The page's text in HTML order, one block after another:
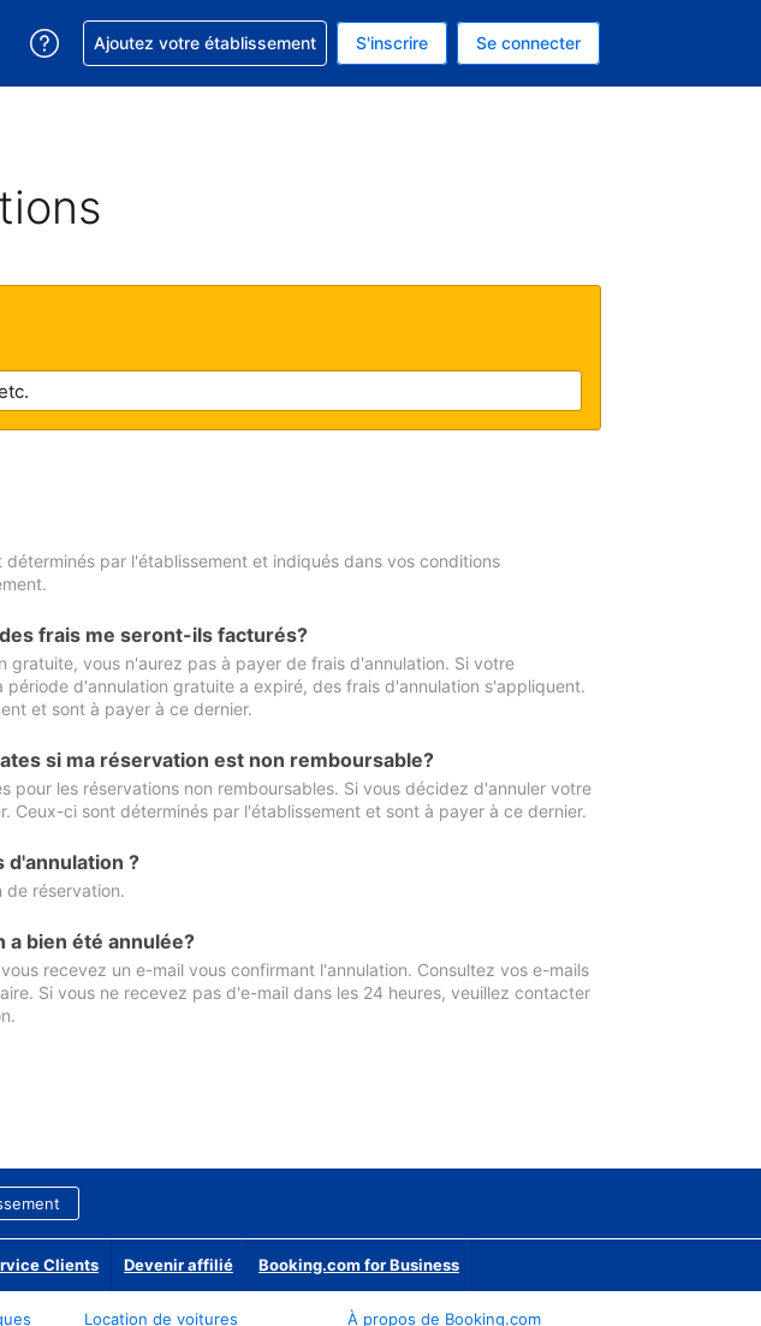
devise. Votre devise actuelle est celle-ci : Dollar américain.
votre langue. Votre langue actuelle est celle-ci : Français.
Obtenez de l'aide concernant votre réservation
Ajoutez votre établissement S'inscrire Se connecter
par l'établissement et indiqués dans vos conditions
frais me seront-ils facturés?
gratuite, vous n'aurez pas à payer de frais d'annulation. Si votre
période d'annulation gratuite a expiré, des frais d'annulation s'appliquent.
et sont à payer à ce dernier.
si ma réservation est non remboursable?
pour les réservations non remboursables. Si vous décidez d'annuler votre
Ceux-ci sont déterminés par l'établissement et sont à payer à ce dernier.
?
de réservation.
a bien été annulée?
recevez un e-mail vous confirmant l'annulation. Consultez vos e-mails
Si vous ne recevez pas d'e-mail dans les 24 heures, veuillez contacter
Clients Devenir affilié Booking.com for Business
Location de voitures
À propos de Booking.com